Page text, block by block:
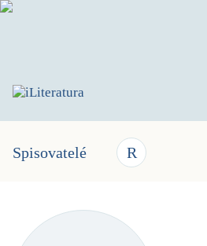
TÉMATA
KNIHY
Spisovatelé R